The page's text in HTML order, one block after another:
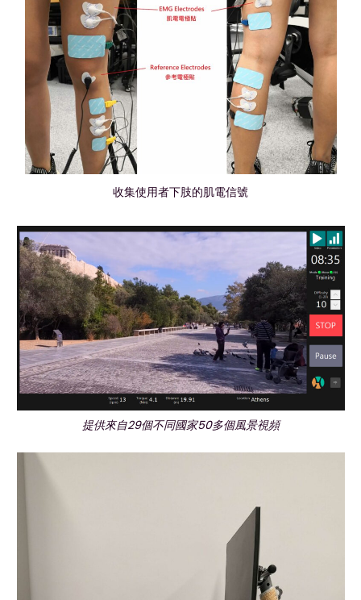
收集使用者下肢的肌電信號
提供來自29個不同國家50多個風景視頻